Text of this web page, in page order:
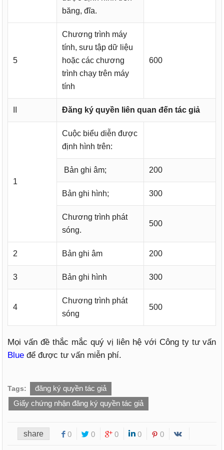
băng, đĩa.
5
Chương trình máy
tính, sưu tập dữ liệu
hoặc các chương
trình chạy trên máy
tính
600
Đăng ký quyền liên quan đến tác giả
1
Cuộc biểu diễn được
định hình trên:
Bản ghi âm; 200
Bản ghi hình; 300
Chương trình phát
sóng.
500
2 Bản ghi âm 200
3 Bản ghi hình 300
4
Chương trình phát
sóng
500
Mọi vấn đề thắc mắc quý vị liên hệ với Công ty tư vấn
Blueđể được tư vấn miễn phí.
Tags:
đăng ký quyền tác giả
Giấy chứng nhận đăng ký quyền tác giả
share 0 0 0 0 0